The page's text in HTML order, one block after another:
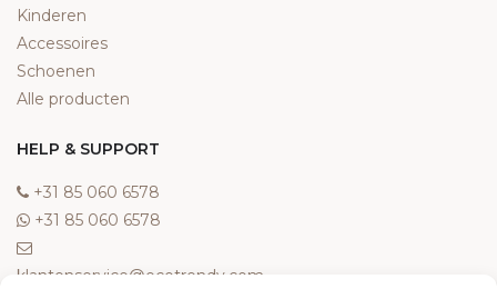
Kinderen
Accessoires
Schoenen
Alle producten
HELP & SUPPORT
‎+31 85 060 6578
‎+31 85 060 6578
klantenservice@ecotrendy.com